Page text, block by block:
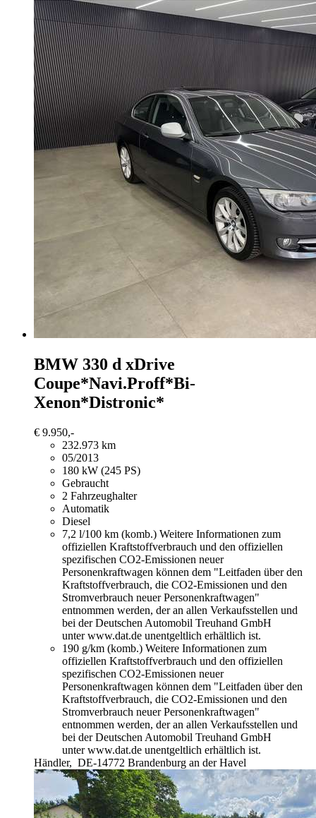
BMW 330 d xDrive
Coupe*Navi.Proff*Bi-
Xenon*Distronic*
€ 9.950,-
232.973 km
05/2013
180 kW (245 PS)
Gebraucht
2 Fahrzeughalter
Automatik
Diesel
7,2 l/100 km (komb.) Weitere Informationen zum
offiziellen Kraftstoffverbrauch und den offiziellen
spezifischen CO2-Emissionen neuer
Personenkraftwagen können dem "Leitfaden über den
Kraftstoffverbrauch, die CO2-Emissionen und den
Stromverbrauch neuer Personenkraftwagen"
entnommen werden, der an allen Verkaufsstellen und
bei der Deutschen Automobil Treuhand GmbH
unter www.dat.de unentgeltlich erhältlich ist.
190 g/km (komb.) Weitere Informationen zum
offiziellen Kraftstoffverbrauch und den offiziellen
spezifischen CO2-Emissionen neuer
Personenkraftwagen können dem "Leitfaden über den
Kraftstoffverbrauch, die CO2-Emissionen und den
Stromverbrauch neuer Personenkraftwagen"
entnommen werden, der an allen Verkaufsstellen und
bei der Deutschen Automobil Treuhand GmbH
unter www.dat.de unentgeltlich erhältlich ist.
Händler, DE-14772 Brandenburg an der Havel